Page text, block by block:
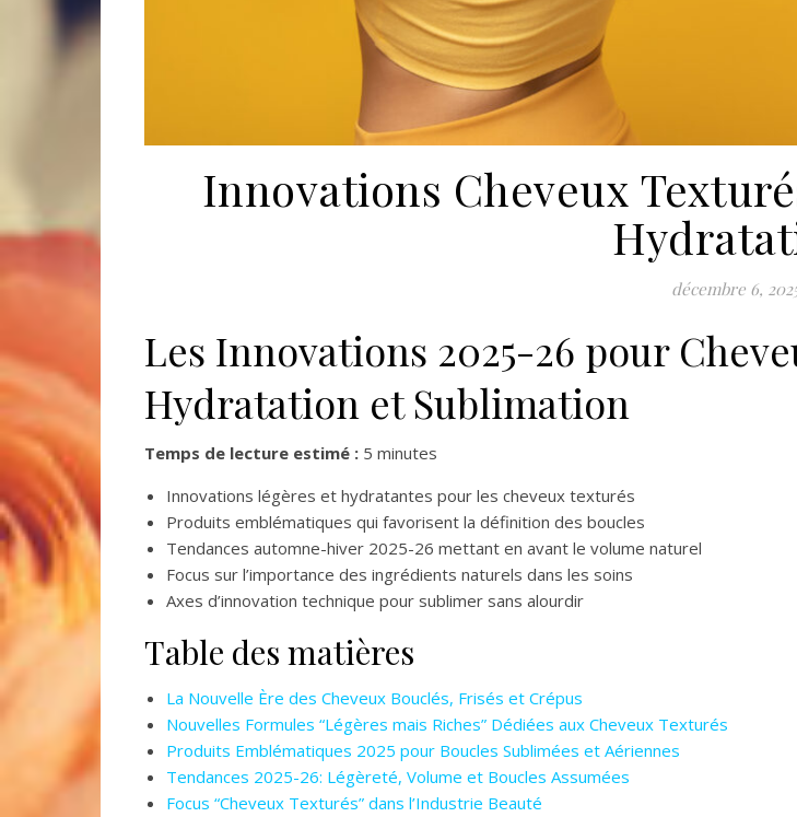
Innovations Cheveux
décembre 6,
Les Innovations 2025-26 pour
Hydratation et Sublimation
Temps de lecture estimé : 5 minutes
Innovations légères et hydratantes pour les cheveux texturés
Produits emblématiques qui favorisent la définition des boucles
Tendances automne-hiver 2025-26 mettant en avant le volume naturel
Focus sur l’importance des ingrédients naturels dans les soins
Axes d’innovation technique pour sublimer sans alourdir
Table des matières
La Nouvelle Ère des Cheveux Bouclés, Frisés et Crépus
Nouvelles Formules “Légères mais Riches” Dédiées aux Cheveux Texturés
Produits Emblématiques 2025 pour Boucles Sublimées et Aériennes
Tendances 2025-26: Légèreté, Volume et Boucles Assumées
Focus “Cheveux Texturés” dans l’Industrie Beauté